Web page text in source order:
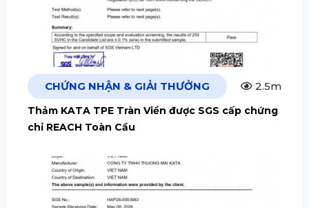
CHỨNG NHẬN & GIẢI THƯỞNG 2.5m
Thảm KATA TPE Tràn Viền được SGS cấp chứng
chỉ REACH Toàn Cầu